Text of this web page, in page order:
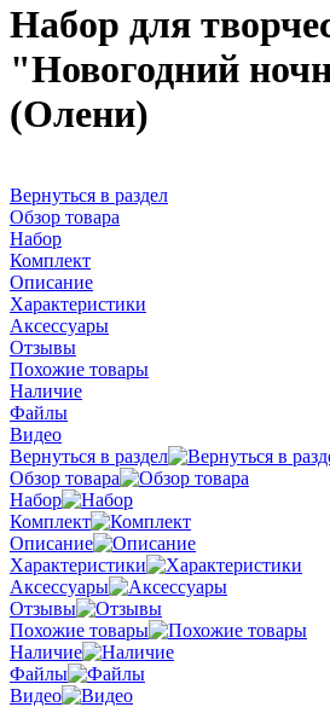
Набор для
"Новогодний
(Олени)
Вернуться в раздел
Обзор товара
Набор
Комплект
Описание
Характеристики
Аксессуары
Отзывы
Похожие товары
Наличие
Файлы
Видео
Вернуться в раздел
Обзор товара
Набор
Комплект
Описание
Характеристики
Аксессуары
Отзывы
Похожие товары
Наличие
Файлы
Видео